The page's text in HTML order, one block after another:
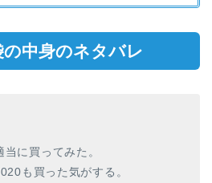
中身のネタバレ
に買ってみた。
も買った気がする。